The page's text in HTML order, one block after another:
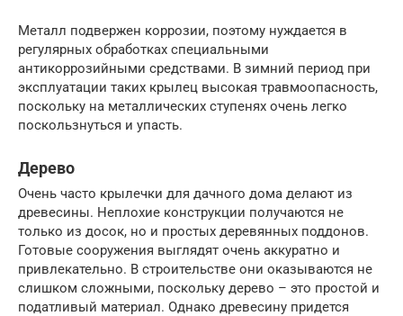
Металл подвержен коррозии, поэтому нуждается в
регулярных обработках специальными
антикоррозийными средствами. В зимний период при
эксплуатации таких крылец высокая травмоопасность,
поскольку на металлических ступенях очень легко
поскользнуться и упасть.
Дерево
Очень часто крылечки для дачного дома делают из
древесины. Неплохие конструкции получаются не
только из досок, но и простых деревянных поддонов.
Готовые сооружения выглядят очень аккуратно и
привлекательно. В строительстве они оказываются не
слишком сложными, поскольку дерево – это простой и
податливый материал. Однако древесину придется